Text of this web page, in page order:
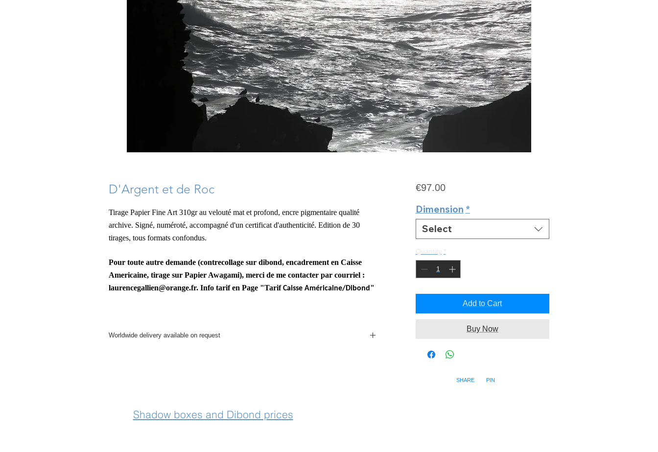
D'Argent et de Roc
Tirage Papier Fine Art 310gr au velouté mat et profond, encre pigmentaire qualité
archive. Signé, numéroté, accompagné d'un certificat d'authenticité. Edition de 30
tirages, tous formats confondus.
Pour toute autre demande (contrecollage sur dibond, encadrement en Caisse
Americaine, tirage sur Papier Awagami), merci de me contacter par courriel :
laurencegallien@orange.fr. Info tarif en Page "TarifCaisse Américaine/Dibond"
Worldwide delivery available on request
€97.00Price
Dimension *
Select
Add to Cart
Buy Now
SHARE PIN
Shadow boxes and Dibond prices